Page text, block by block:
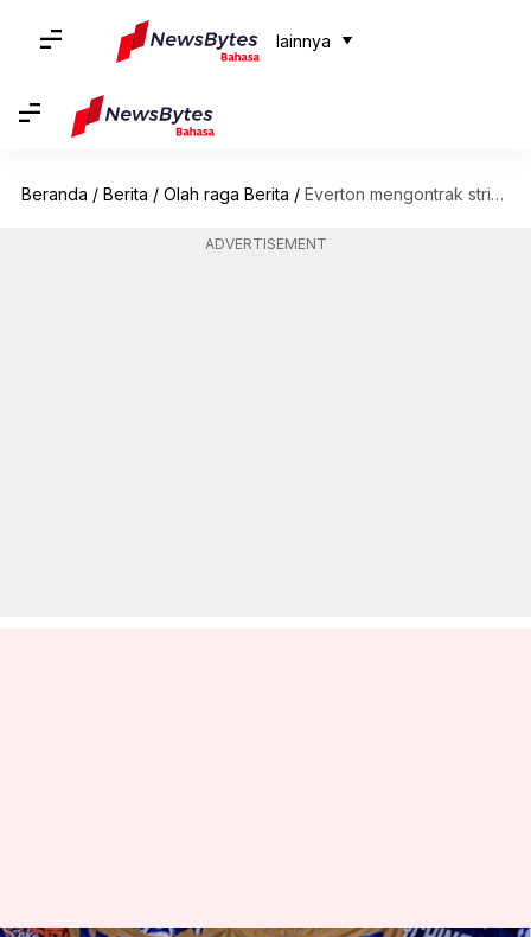
lainnya
Beranda / Berita / Olah raga Berita / Everton mengontrak striker Udinese Beto seharga £30 juta: Menguraikan statistiknya
ADVERTISEMENT